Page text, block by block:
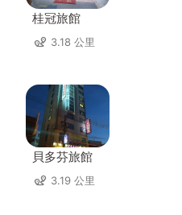
桂冠旅館
3.18 公里
貝多芬旅館
3.19 公里